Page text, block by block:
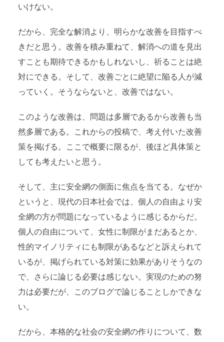
いけない。
だから、完全な解消より、明らかな改善を目指すべ
きだと思う。改善を積み重ねて、解消への道を見出
すことも期待できるかもしれないし、祈ることは絶
対にできる。そして、改善ごとに絶望に陥る人が減
っていく。そうならないと、改善ではない。
このような改善は、問題は多層であるから改善も当
然多層である。これからの投稿で、考え付いた改善
策を掲げる。ここで概要に限るが、後ほど具体策と
しても考えたいと思う。
そして、主に安全網の側面に焦点を当てる。なぜか
というと、現代の日本社会では、個人の自由より安
全網の方が問題になっているように感じるからだ。
個人の自由について、女性に制限がまだあるとか、
性的マイノリティにも制限があるなどと訴えられて
いるが、掲げられている対策に効果がありそうなの
で、さらに論じる必要は感じない。実現のための努
力は必要だが、このブログで論じることしかできな
い。
だから、本格的な社会の安全網の作りについて、数